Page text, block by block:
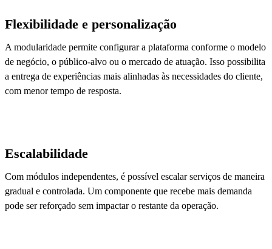
Flexibilidade e personalização
A modularidade permite configurar a plataforma conforme o modelo
de negócio, o público-alvo ou o mercado de atuação. Isso possibilita
a entrega de experiências mais alinhadas às necessidades do cliente,
com menor tempo de resposta.
Escalabilidade
Com módulos independentes, é possível escalar serviços de maneira
gradual e controlada. Um componente que recebe mais demanda
pode ser reforçado sem impactar o restante da operação.